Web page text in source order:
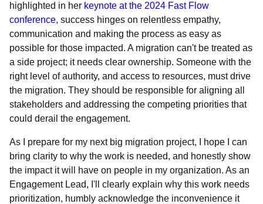
highlighted in her keynote at the 2024 Fast Flow
conference, success hinges on relentless empathy,
communication and making the process as easy as
possible for those impacted. A migration can't be treated as
a side project; it needs clear ownership. Someone with the
right level of authority, and access to resources, must drive
the migration. They should be responsible for aligning all
stakeholders and addressing the competing priorities that
could derail the engagement.
As I prepare for my next big migration project, I hope I can
bring clarity to why the work is needed, and honestly show
the impact it will have on people in my organization. As an
Engagement Lead, I'll clearly explain why this work needs
prioritization, humbly acknowledge the inconvenience it